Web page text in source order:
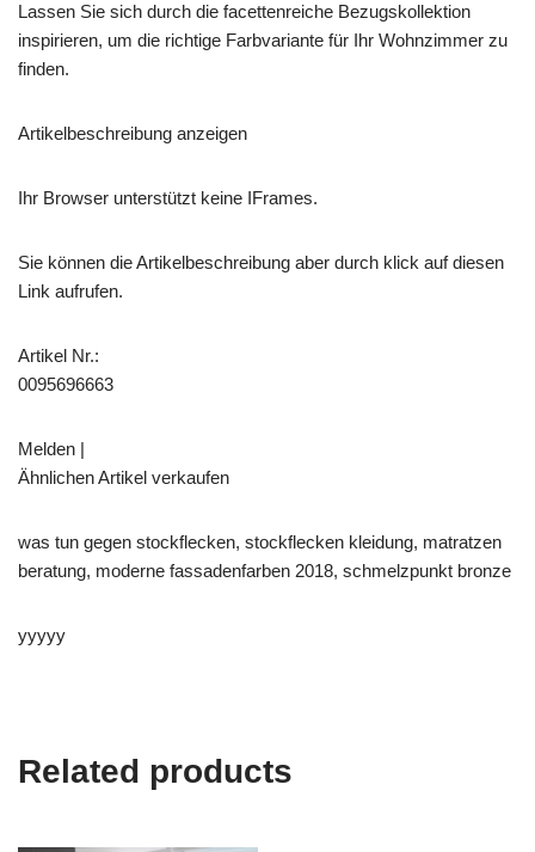
Lassen Sie sich durch die facettenreiche Bezugskollektion
inspirieren, um die richtige Farbvariante für Ihr Wohnzimmer zu
finden.
Artikelbeschreibung anzeigen
Ihr Browser unterstützt keine IFrames.
Sie können die Artikelbeschreibung aber durch klick auf diesen
Link aufrufen.
Artikel Nr.:
0095696663
Melden |
Ähnlichen Artikel verkaufen
was tun gegen stockflecken, stockflecken kleidung, matratzen
beratung, moderne fassadenfarben 2018, schmelzpunkt bronze
yyyyy
Related products